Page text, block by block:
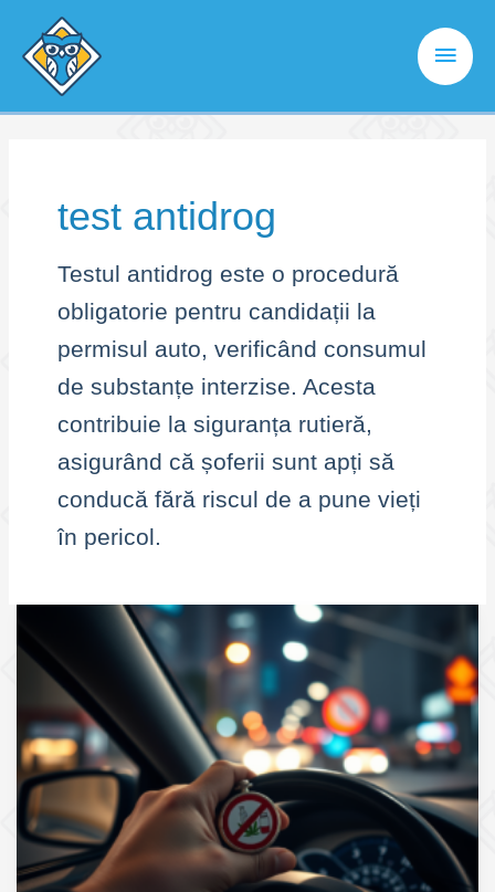
content
Main
test antidrog
Testul antidrog este o procedură
obligatorie pentru candidații la
permisul auto, verificând consumul
de substanțe interzise. Acesta
contribuie la siguranța rutieră,
asigurând că șoferii sunt apți să
conducă fără riscul de a pune vieți
în pericol.